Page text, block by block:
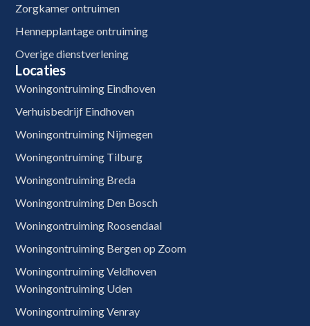
Zorgkamer ontruimen
Hennepplantage ontruiming
Overige dienstverlening
Locaties
Woningontruiming Eindhoven
Verhuisbedrijf Eindhoven
Woningontruiming Nijmegen
Woningontruiming Tilburg
Woningontruiming Breda
Woningontruiming Den Bosch
Woningontruiming Roosendaal
Woningontruiming Bergen op Zoom
Woningontruiming Veldhoven
Woningontruiming Uden
Woningontruiming Venray